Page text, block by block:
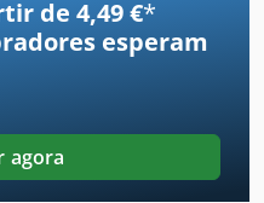
de 4,49 €*
esperam
agora